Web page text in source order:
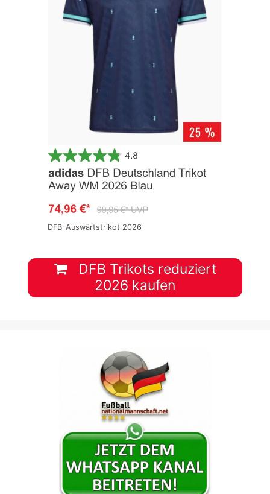
DFB-Auswärtstrikot 2026
DFB Trikots reduziert
2026 kaufen